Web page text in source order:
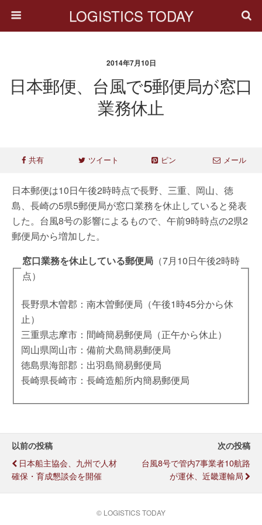
LOGISTICS TODAY
2014年7月10日
日本郵便、台風で5郵便局が窓口
業務休止
共有 ツイート ピン メール
日本郵便は10日午後2時時点で長野、三重、岡山、徳
島、長崎の5県5郵便局が窓口業務を休止していると発表
した。台風8号の影響によるもので、午前9時時点の2県2
郵便局から増加した。
窓口業務を休止している郵便局 （7月10日午後2時時
点）
長野県木曽郡：南木曽郵便局（午後1時45分から休
止）
三重県志摩市：間崎簡易郵便局（正午から休止）
岡山県岡山市：備前犬島簡易郵便局
徳島県海部郡：出羽島簡易郵便局
長崎県長崎市：長崎造船所内簡易郵便局
以前の投稿
日本船主協会、九州で人材
確保・育成懇談会を開催
次の投稿
台風8号で管内7事業者10航路
が運休、近畿運輸局
© LOGISTICS TODAY